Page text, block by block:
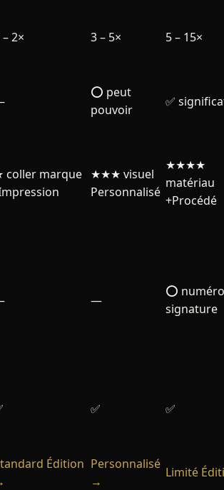
– 2× 3 – 5× 5 – 15×
⭕ peut
pouvoir
✅
coller marque ★★★ visuel
Personnalisé
★★★★
matériau
+Procédé
—
⭕
signature
✅ ✅
Édition Personnalisé
→
Limité